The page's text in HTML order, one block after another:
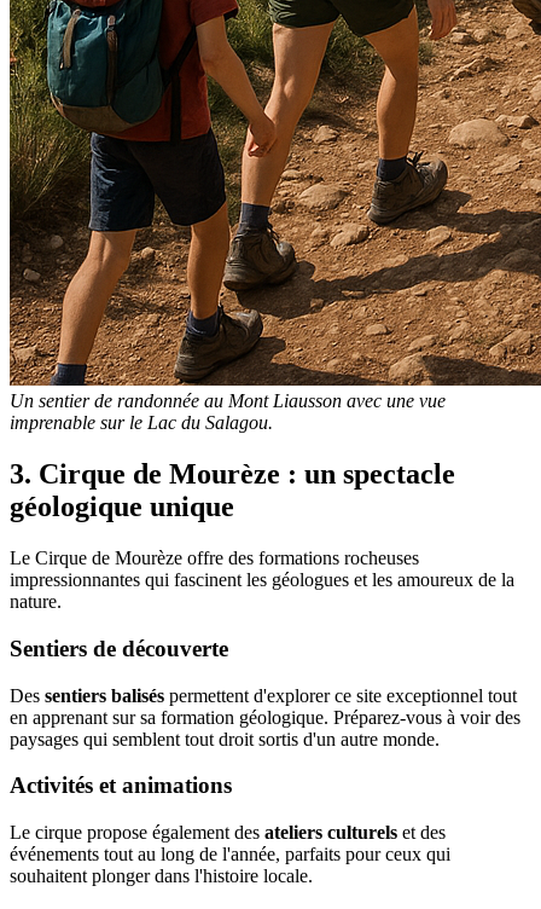
Un sentier de randonnée au Mont Liausson avec une vue
imprenable sur le Lac du Salagou.
3. Cirque de Mourèze : un spectacle
géologique unique
Le Cirque de Mourèze offre des formations rocheuses
impressionnantes qui fascinent les géologues et les amoureux de la
nature.
Sentiers de découverte
Des sentiers balisés permettent d'explorer ce site exceptionnel tout
en apprenant sur sa formation géologique. Préparez-vous à voir des
paysages qui semblent tout droit sortis d'un autre monde.
Activités et animations
Le cirque propose également des ateliers culturels et des
événements tout au long de l'année, parfaits pour ceux qui
souhaitent plonger dans l'histoire locale.